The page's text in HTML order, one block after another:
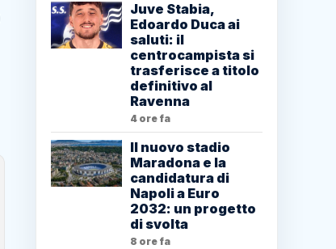
Juve Stabia,
Edoardo Duca ai
saluti: il
centrocampista si
trasferisce a titolo
definitivo al
Ravenna
4 ore fa
Il nuovo stadio
Maradona e la
candidatura di
Napoli a Euro
2032: un progetto
di svolta
8 ore fa